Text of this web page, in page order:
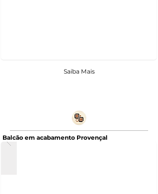
Saiba Mais
Balcão em acabamento Provençal